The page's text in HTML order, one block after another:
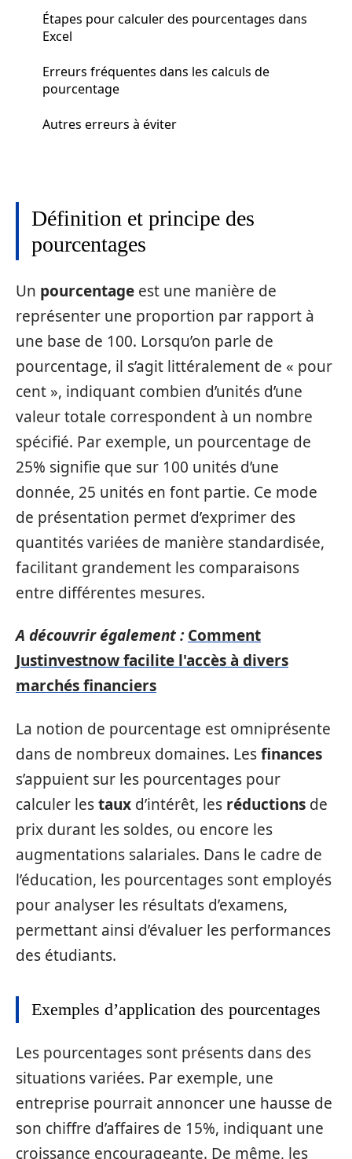
Étapes pour calculer des pourcentages dans
Excel
Erreurs fréquentes dans les calculs de
pourcentage
Autres erreurs à éviter
Définition et principe des
pourcentages
Un pourcentage est une manière de
représenter une proportion par rapport à
une base de 100. Lorsqu’on parle de
pourcentage, il s’agit littéralement de « pour
cent », indiquant combien d’unités d’une
valeur totale correspondent à un nombre
spécifié. Par exemple, un pourcentage de
25% signifie que sur 100 unités d’une
donnée, 25 unités en font partie. Ce mode
de présentation permet d’exprimer des
quantités variées de manière standardisée,
facilitant grandement les comparaisons
entre différentes mesures.
A découvrir également : Comment
Justinvestnow facilite l'accès à divers
marchés financiers
La notion de pourcentage est omniprésente
dans de nombreux domaines. Lesfinances
s’appuient sur les pourcentages pour
calculer lestaux d’intérêt, les réductions de
prix durant les soldes, ou encore les
augmentations salariales. Dans le cadre de
l’éducation, les pourcentages sont employés
pour analyser les résultats d’examens,
permettant ainsi d’évaluer les performances
des étudiants.
Exemples d’application des pourcentages
Les pourcentages sont présents dans des
situations variées. Par exemple, une
entreprise pourrait annoncer une hausse de
son chiffre d’affaires de 15%, indiquant une
croissance encourageante. De même, les